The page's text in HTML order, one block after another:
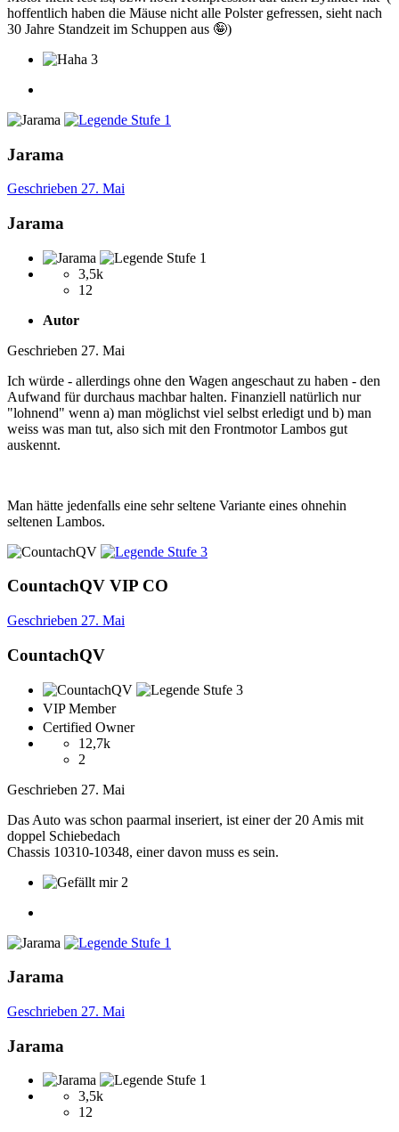
hoffentlich haben die Mäuse nicht alle Polster gefressen, sieht nach
30 Jahre Standzeit im Schuppen aus 🤪)
3
Jarama
Geschrieben 27. Mai
Jarama
3,5k
12
Autor
Geschrieben 27. Mai
Ich würde - allerdings ohne den Wagen angeschaut zu haben - den
Aufwand für durchaus machbar halten. Finanziell natürlich nur
"lohnend" wenn a) man möglichst viel selbst erledigt und b) man
weiss was man tut, also sich mit den Frontmotor Lambos gut
auskennt.
Man hätte jedenfalls eine sehr seltene Variante eines ohnehin
seltenen Lambos.
CountachQV VIP CO
Geschrieben 27. Mai
CountachQV
VIP Member
Certified Owner
12,7k
2
Geschrieben 27. Mai
Das Auto was schon paarmal inseriert, ist einer der 20 Amis mit
doppel Schiebedach
Chassis 10310-10348, einer davon muss es sein.
2
Jarama
Geschrieben 27. Mai
Jarama
3,5k
12